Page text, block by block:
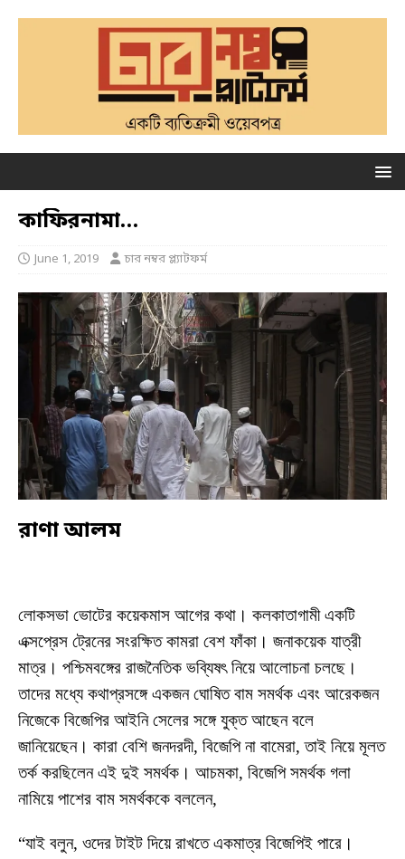
কাফিরনামা…
June 1, 2019 চার নম্বর প্ল্যাটফর্ম
রাণা আলম
লোকসভা ভোটের কয়েকমাস আগের কথা। কলকাতাগামী একটি
এক্সপ্রেস ট্রেনের সংরক্ষিত কামরা বেশ ফাঁকা। জনাকয়েক যাত্রী
মাত্র। পশ্চিমবঙ্গের রাজনৈতিক ভব্যিষৎ নিয়ে আলোচনা চলছে।
তাদের মধ্যে কথাপ্রসঙ্গে একজন ঘোষিত বাম সমর্থক এবং আরেকজন
নিজেকে বিজেপির আইনি সেলের সঙ্গে যুক্ত আছেন বলে
জানিয়েছেন। কারা বেশি জনদরদী, বিজেপি না বামেরা, তাই নিয়ে মূলত
তর্ক করছিলেন এই দুই সমর্থক। আচমকা, বিজেপি সমর্থক গলা
নামিয়ে পাশের বাম সমর্থককে বললেন,
“যাই বলুন, ওদের টাইট দিয়ে রাখতে একমাত্র বিজেপিই পারে।